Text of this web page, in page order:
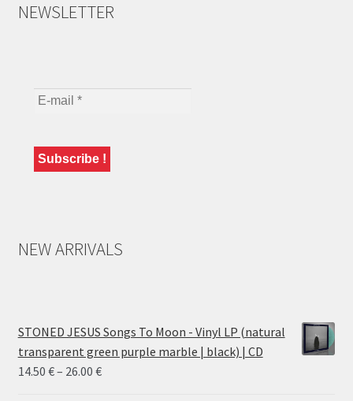
NEWSLETTER
NEW ARRIVALS
STONED JESUS Songs To Moon - Vinyl LP (natural
transparent green purple marble | black) | CD
14.50 €– 26.00 €Price